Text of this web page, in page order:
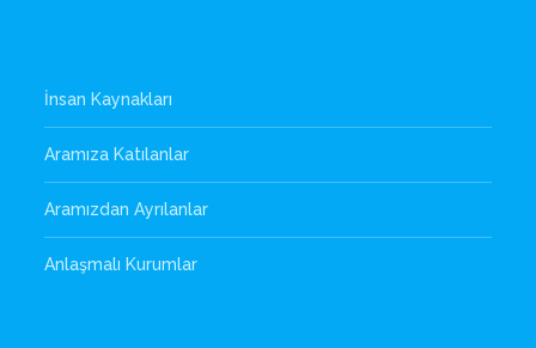
İnsan Kaynakları
Aramıza Katılanlar
Aramızdan Ayrılanlar
Anlaşmalı Kurumlar